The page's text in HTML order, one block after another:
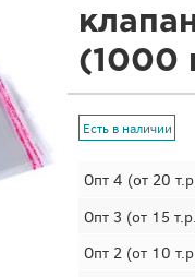
(1000
Есть в наличии
Опт 4 (от 20
Опт 3 (от 15
Опт 2(от 10